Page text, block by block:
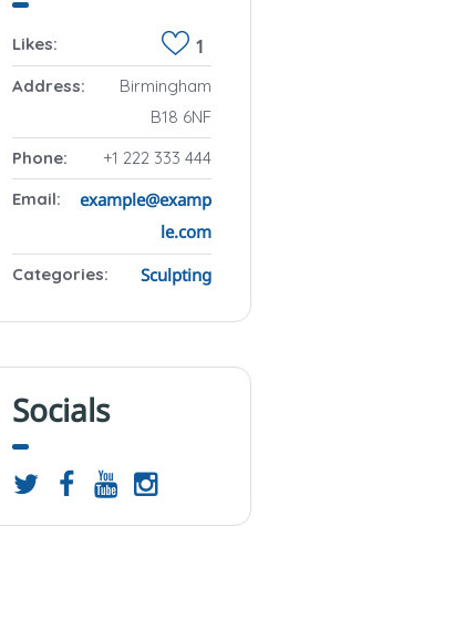
Likes: 1
Address:
Birmingham
B18 6NF
Phone:
+1 222 333 444
Email:
example@examp
le.com
Categories: Sculpting
Socials